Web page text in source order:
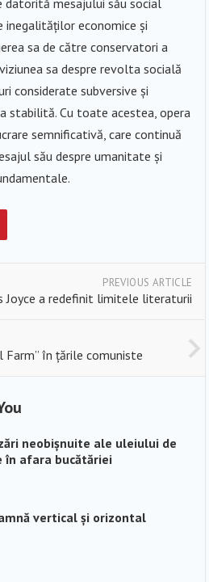
datorită mesajului său social
inegalităților economice și
sa de către conservatori a
sa despre revolta socială
considerate subversive și
stabilită. Cu toate acestea, opera
semnificativă, care continuă
său despre umanitate și
PREVIOUS ARTICLE
Joyce a redefinit limitele literaturii
Farm” în țările comuniste
neobișnuite ale uleiului de
în afara bucătăriei
vertical și orizontal